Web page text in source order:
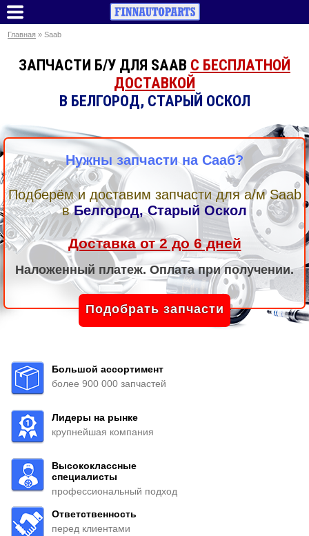
Главная » Saab
ЗАПЧАСТИ Б/У ДЛЯ SAAB С БЕСПЛАТНОЙ
ДОСТАВКОЙ
В БЕЛГОРОД, СТАРЫЙ ОСКОЛ
Нужны запчасти на Сааб?
Подберём и доставим запчасти для а/м Saab
вБелгород, Старый Оскол
Доставка от 2 до 6 дней
Наложенный платеж. Оплата при получении.
Подобрать запчасти
Большой ассортимент
более 900 000 запчастей
Лидеры на рынке
крупнейшая компания
Высококлассные
специалисты
профессиональный подход
Ответственность
перед клиентами